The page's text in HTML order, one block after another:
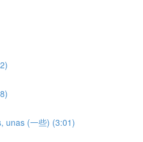
unas (一些) (3:01)